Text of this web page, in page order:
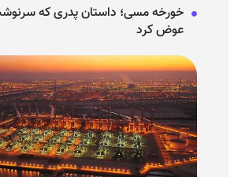
خورخه مسی؛ داستان پدری که
عوض کرد